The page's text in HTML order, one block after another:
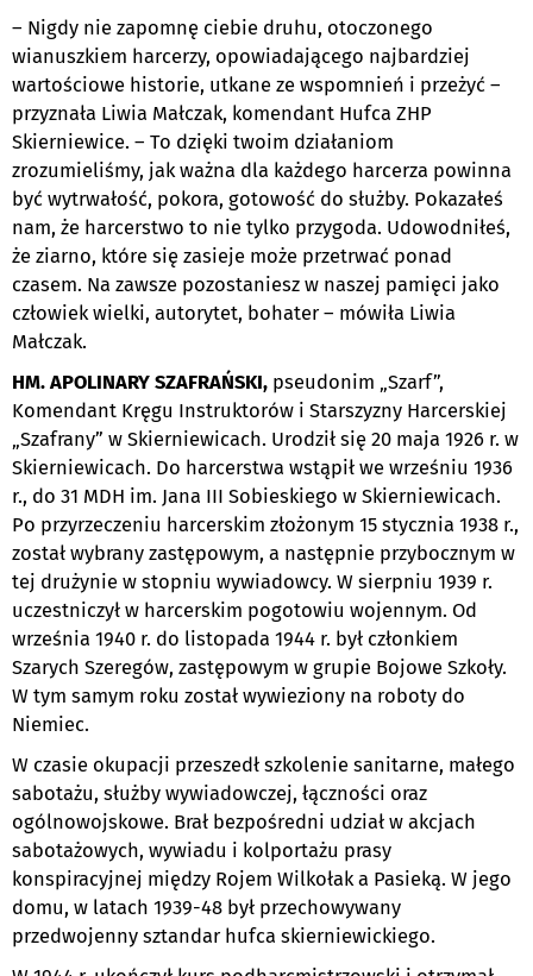
– Nigdy nie zapomnę ciebie druhu, otoczonego
wianuszkiem harcerzy, opowiadającego najbardziej
wartościowe historie, utkane ze wspomnień i przeżyć –
przyznała Liwia Małczak, komendant Hufca ZHP
Skierniewice. – To dzięki twoim działaniom
zrozumieliśmy, jak ważna dla każdego harcerza powinna
być wytrwałość, pokora, gotowość do służby. Pokazałeś
nam, że harcerstwo to nie tylko przygoda. Udowodniłeś,
że ziarno, które się zasieje może przetrwać ponad
czasem. Na zawsze pozostaniesz w naszej pamięci jako
człowiek wielki, autorytet, bohater – mówiła Liwia
Małczak.
HM. APOLINARY SZAFRAŃSKI, pseudonim „Szarf”,
Komendant Kręgu Instruktorów i Starszyzny Harcerskiej
„Szafrany” w Skierniewicach. Urodził się 20 maja 1926 r. w
Skierniewicach. Do harcerstwa wstąpił we wrześniu 1936
r., do 31 MDH im. Jana III Sobieskiego w Skierniewicach.
Po przyrzeczeniu harcerskim złożonym 15 stycznia 1938 r.,
został wybrany zastępowym, a następnie przybocznym w
tej drużynie w stopniu wywiadowcy. W sierpniu 1939 r.
uczestniczył w harcerskim pogotowiu wojennym. Od
września 1940 r. do listopada 1944 r. był członkiem
Szarych Szeregów, zastępowym w grupie Bojowe Szkoły.
W tym samym roku został wywieziony na roboty do
Niemiec.
W czasie okupacji przeszedł szkolenie sanitarne, małego
sabotażu, służby wywiadowczej, łączności oraz
ogólnowojskowe. Brał bezpośredni udział w akcjach
sabotażowych, wywiadu i kolportażu prasy
konspiracyjnej między Rojem Wilkołak a Pasieką. W jego
domu, w latach 1939-48 był przechowywany
przedwojenny sztandar hufca skierniewickiego.